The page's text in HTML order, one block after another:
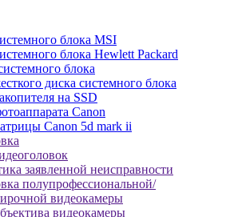
блока MSI
блока Hewlett Packard
блока
диска системного блока
на SSD
Canon
Canon 5d mark ii
заявленной неисправности
полупрофессиональной/
видеокамеры
видеокамеры